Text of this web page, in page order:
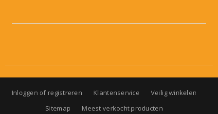
Inloggen of registreren Klantenservice
Veilig winkelen
Sitemap
Meest verkocht producten